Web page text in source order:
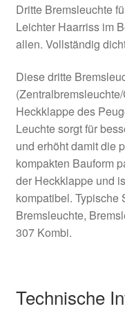
Dritte Bremsleuchte
Leichter Haarriss im
allen. Vollständig
Diese dritte
Heckklappe des
Leuchte sorgt für
und erhöht damit die
kompakten Bauform
der Heckklappe und
kompatibel. Typische
Bremsleuchte,
307 Kombi.
Technische